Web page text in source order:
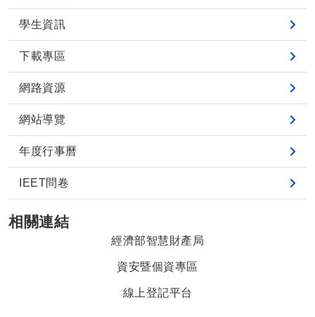
學生資訊
下載專區
網路資源
網站導覽
年度行事曆
IEET問卷
相關連結
經濟部智慧財產局
資安暨個資專區
線上登記平台